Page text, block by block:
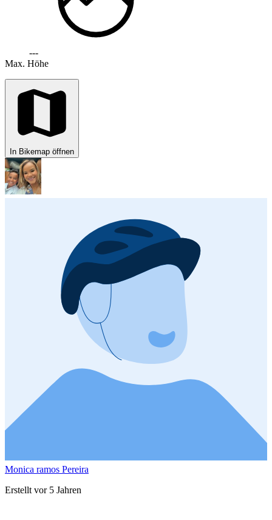
---
Max. Höhe
In Bikemap öffnen
Monica ramos Pereira
Erstellt vor 5 Jahren